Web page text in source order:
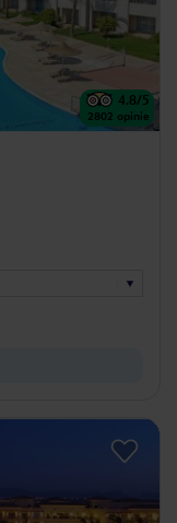
4.8/5
2802 opinie